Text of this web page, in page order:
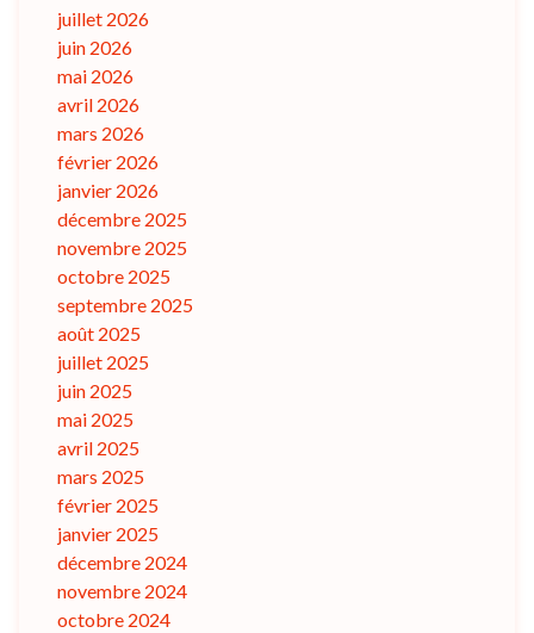
juillet 2026
juin 2026
mai 2026
avril 2026
mars 2026
février 2026
janvier 2026
décembre 2025
novembre 2025
octobre 2025
septembre 2025
août 2025
juillet 2025
juin 2025
mai 2025
avril 2025
mars 2025
février 2025
janvier 2025
décembre 2024
novembre 2024
octobre 2024